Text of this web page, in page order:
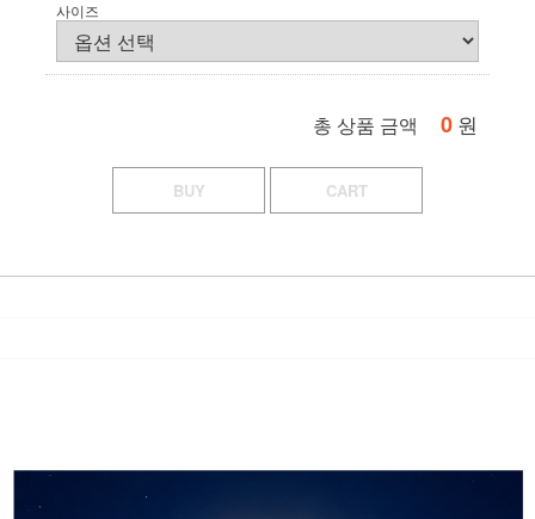
사이즈
총 상품 금액 0 원
BUY CART